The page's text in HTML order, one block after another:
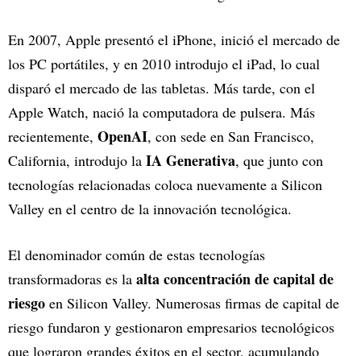
En 2007, Apple presentó el iPhone, inició el mercado de
los PC portátiles, y en 2010 introdujo el iPad, lo cual
disparó el mercado de las tabletas. Más tarde, con el
Apple Watch, nació la computadora de pulsera. Más
recientemente, OpenAI, con sede en San Francisco,
California, introdujo la IA Generativa, que junto con
tecnologías relacionadas coloca nuevamente a Silicon
Valley en el centro de la innovación tecnológica.
El denominador común de estas tecnologías
transformadoras es la alta concentración de capital de
riesgo en Silicon Valley. Numerosas firmas de capital de
riesgo fundaron y gestionaron empresarios tecnológicos
que lograron grandes éxitos en el sector, acumulando